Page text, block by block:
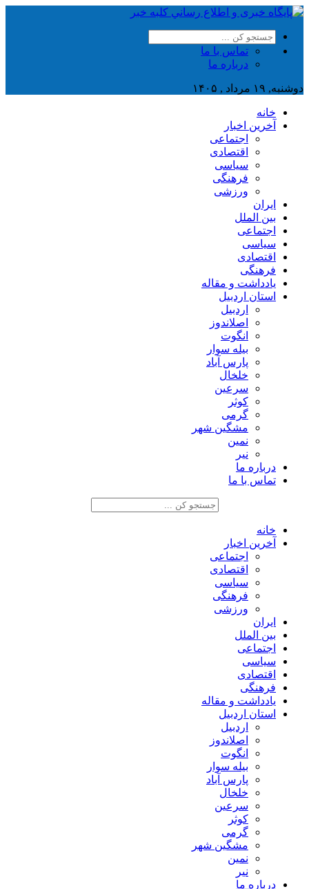
تماس با ما
درباره ما
دوشنبه, ۱۹ مرداد , ۱۴۰۵
خانه
آخرین اخبار
اجتماعی
اقتصادی
سیاسی
فرهنگی
ورزشی
ایران
بین الملل
اجتماعی
سیاسی
اقتصادی
فرهنگی
یادداشت و مقاله
استان اردبیل
اردبیل
اصلاندوز
انگوت
بیله سوار
پارس آباد
خلخال
سرعین
کوثر
گرمی
مشگین شهر
نمین
نیر
درباره ما
تماس با ما
خانه
آخرین اخبار
اجتماعی
اقتصادی
سیاسی
فرهنگی
ورزشی
ایران
بین الملل
اجتماعی
سیاسی
اقتصادی
فرهنگی
یادداشت و مقاله
استان اردبیل
اردبیل
اصلاندوز
انگوت
بیله سوار
پارس آباد
خلخال
سرعین
کوثر
گرمی
مشگین شهر
نمین
نیر
درباره ما